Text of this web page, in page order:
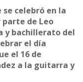
se celebró en la
parte de Leo
y bachillerato del
el día
el 16 de
a la guitarra y